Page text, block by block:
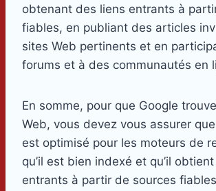
obtenant des liens entrants à
fiables, en publiant des articles
sites Web pertinents et en
forums et à des communautés en
En somme, pour que Google
Web, vous devez vous assurer
est optimisé pour les moteurs de
qu’il est bien indexé et qu’il
entrants à partir de sources